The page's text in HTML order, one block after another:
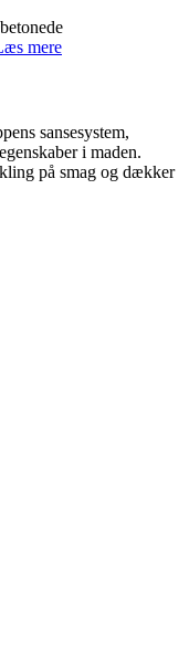
mere
sansesystem,
i maden.
på smag og dækker